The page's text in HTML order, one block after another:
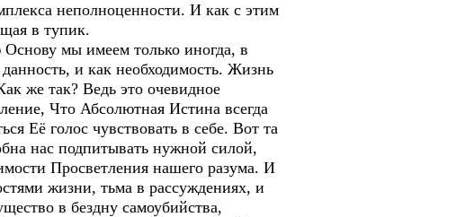
неполноценности. И как с этим
в тупик.
мы имеем только иногда, в
и как необходимость. Жизнь
же так? Ведь это очевидное
Что Абсолютная Истина всегда
Её голос чувствовать в себе. Вот та
нас подпитывать нужной силой,
Просветления нашего разума. И
жизни, тьма в рассуждениях, и
в бездну самоубийства,